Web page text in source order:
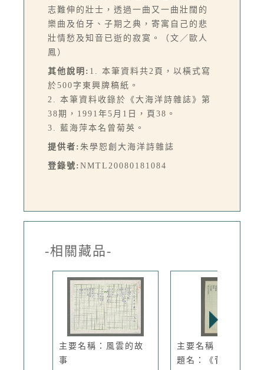
志難伸的壯士，透過一曲又一曲壯闊的
樂曲及伯牙、子期之典，寄寓自己的悲
壯情愁及知音已逝的寂寞。（文／歐人
鳳）
其他說明: 1. 本筆資料共2頁，以橫式寫
於500字東興牌稿紙。
2. 本筆資料收錄於《大海洋詩雜誌》第
38期，1991年5月1日，頁38。
3. 藍海萍本名曾菊英。
提供者: 朱學恕創大海洋詩雜誌
登錄號: NMTL20080181084
-相關藏品-
主要名稱：風雲的故
事
主要名稱：象魚劃一
題名：《菅...